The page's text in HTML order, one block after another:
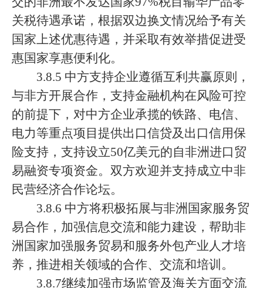
关税待遇承诺，根据双边换文情况给予有关
国家上述优惠待遇，并采取有效举措促进受
惠国家享惠便利化。
3.8.5 中方支持企业遵循互利共赢原则，
与非方开展合作，支持金融机构在风险可控
的前提下，对中方企业承揽的铁路、电信、
电力等重点项目提供出口信贷及出口信用保
险支持，支持设立50亿美元的自非洲进口贸
易融资专项资金。双方欢迎并支持成立中非
民营经济合作论坛。
3.8.6 中方将积极拓展与非洲国家服务贸
易合作，加强信息交流和能力建设，帮助非
洲国家加强服务贸易和服务外包产业人才培
养，推进相关领域的合作、交流和培训。
3.8.7继续加强市场监管及海关方面交流